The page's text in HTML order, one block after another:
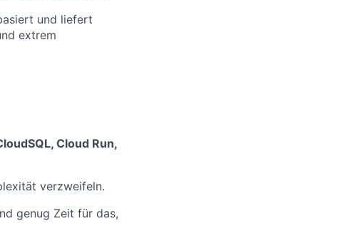
und liefert
extrem
Cloud Run,
verzweifeln.
genug Zeit für das,